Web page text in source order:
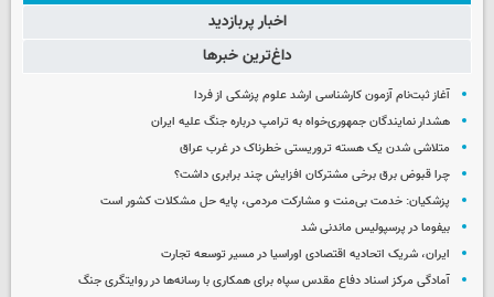
اخبار پربازدید
داغ‌ترین خبرها
آغاز ثبت‌نام‌ آزمون کارشناسی ارشد علوم پزشکی از فردا
هشدار نمایندگان جمهوری‌خواه به ترامپ درباره جنگ علیه ایران
متلاشی شدن یک هسته تروریستی خطرناک در غرب عراق
چرا قبوض برق برخی مشترکان افزایش چند برابری داشت؟
پزشکیان: خدمت بی‌منت و مشارکت مردمی، پایه حل مشکلات کشور است
بیفوما در پرسپولیس ماندنی شد
ایران، شریک اتحادیه اقتصادی اوراسیا در مسیر توسعه تجارت
آمادگی مرکز اسناد دفاع مقدس سپاه برای همکاری با رسانه‌ها در روایتگری جنگ